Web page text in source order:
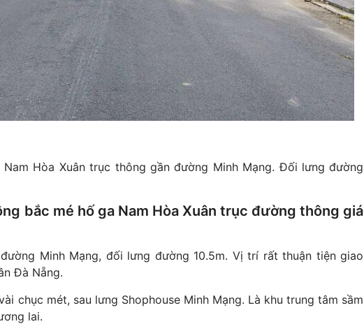
Hòa Xuân trục thông gần đường Minh Mạng. Đối lưng đường
bắc mé hố ga Nam Hòa Xuân trục đường thông giá
Minh Mạng, đối lưng đường 10.5m. Vị trí rất thuận tiện giao
Đà Nẵng.
chục mét, sau lưng Shophouse Minh Mạng. Là khu trung tâm sầm
lai.